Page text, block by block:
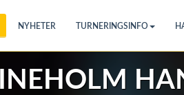
NYHETER TURNERINGSINFO